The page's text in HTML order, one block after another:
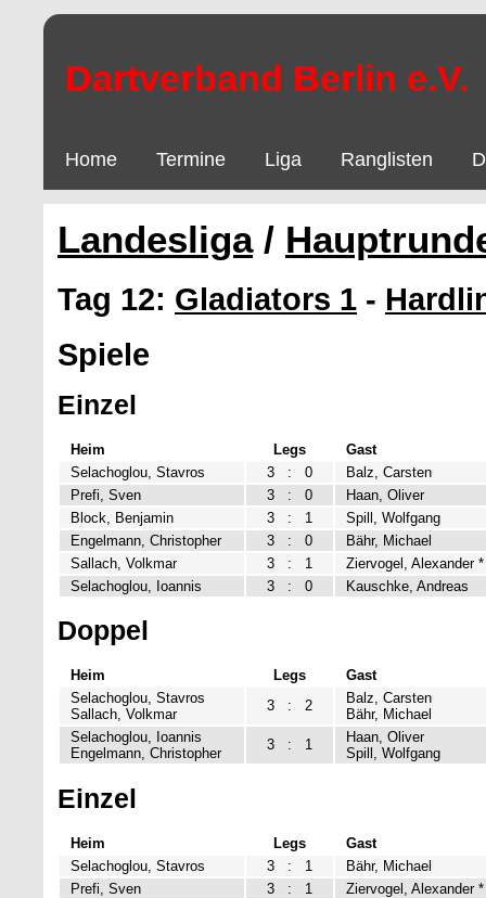
Dartverband Berlin e.V.
Home Termine Liga Ranglisten
Landesliga/
Tag 12: Gladiators 1 -
Spiele
Einzel
Heim Legs
Gast
Selachoglou, Stavros
3 : 0
Balz, Carsten
Prefi, Sven
3 : 0
Haan, Oliver
Block, Benjamin
3 : 1
Spill, Wolfgang
Engelmann, Christopher
3 : 0
Bähr, Michael
Sallach, Volkmar
3 : 1
Ziervogel, Alexander *
Selachoglou, Ioannis
3 : 0 Kauschke, Andreas
Doppel
Heim Legs
Gast
Selachoglou, Stavros
Sallach, Volkmar
3 : 2
Balz, Carsten
Bähr, Michael
Selachoglou, Ioannis
Engelmann, Christopher
3 : 1
Haan, Oliver
Spill, Wolfgang
Einzel
Heim Legs
Gast
Selachoglou, Stavros
3 : 1
Bähr, Michael
Prefi, Sven
3 : 1
Ziervogel, Alexander *